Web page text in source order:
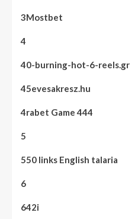
3Mostbet
4
40-burning-hot-6-reels.gr
45evesakresz.hu
4rabet Game 444
5
550 links English talaria
6
642i